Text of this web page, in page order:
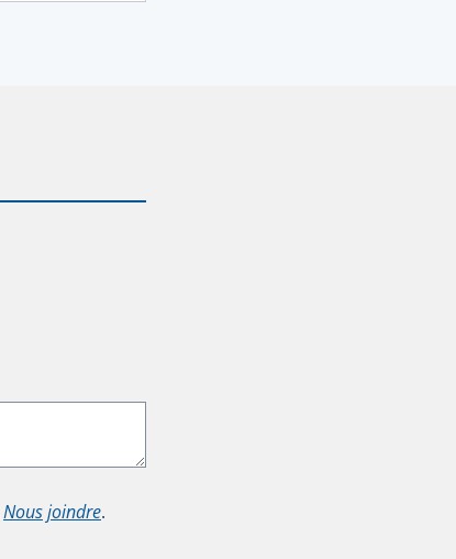
Nous joindre.